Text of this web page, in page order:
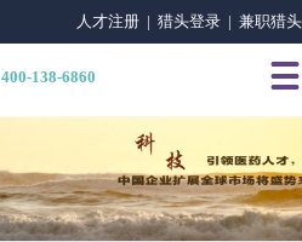
人才注册 | 猎头登录 | 兼职猎头
400-138-6860 